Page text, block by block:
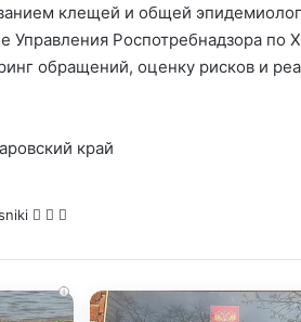
клещей и общей
Управления Роспотребнадзора по
обращений, оценку рисков и
край
WhatsApp
Telegram
Email
i